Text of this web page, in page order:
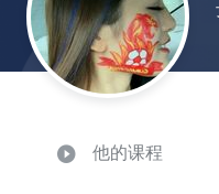
他的课程